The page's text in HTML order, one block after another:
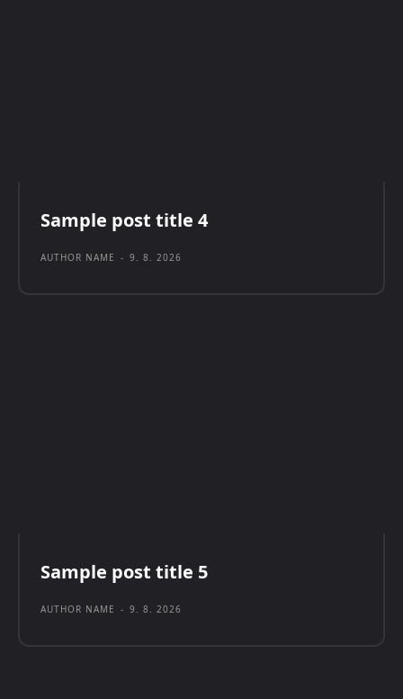
Sample post title 4
AUTHOR NAME - 9. 8. 2026
Sample post title 5
AUTHOR NAME - 9. 8. 2026